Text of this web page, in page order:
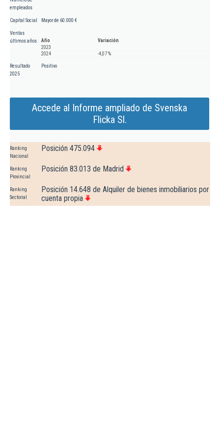
empleados
Capital Social Mayor de 60.000 €
Ventas
últimos años
Año
Variación
2023
2024
-4,07 %
Resultado
2025
Positivo
Accede al Informe ampliado de Svenska
Flicka Sl.
Ranking
Nacional
Posición 475.094
Ranking
Provincial
Posición 83.013 de Madrid
Ranking
Sectorial
Posición 14.648 de Alquiler de bienes inmobiliarios por
cuenta propia